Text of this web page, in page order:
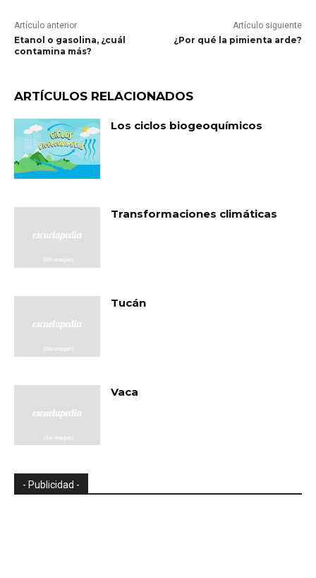
Artículo anterior
Etanol o gasolina, ¿cuál
contamina más?
Artículo siguiente
¿Por qué la pimienta arde?
ARTÍCULOS RELACIONADOS
Los ciclos biogeoquímicos
Transformaciones climáticas
Tucán
Vaca
- Publicidad -